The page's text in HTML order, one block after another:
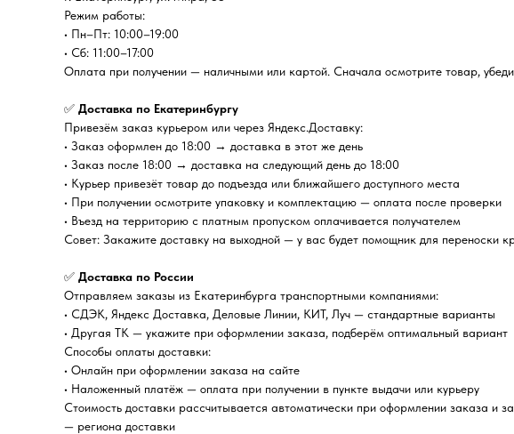
Режим работы:
• Пн–Пт: 10:00–19:00
• Сб: 11:00–17:00
Оплата при получении — наличными или картой. Сначала осмотрите товар,
✅ Доставка по Екатеринбургу
Привезём заказ курьером или через Яндекс.Доставку:
• Заказ оформлен до 18:00 → доставка в этот же день
• Заказ после 18:00 → доставка на следующий день до 18:00
• Курьер привезёт товар до подъезда или ближайшего доступного места
• При получении осмотрите упаковку и комплектацию — оплата после проверки
• Въезд на территорию с платным пропуском оплачивается получателем
Совет: Закажите доставку на выходной — у вас будет помощник для переноски
✅ Доставка по России
Отправляем заказы из Екатеринбурга транспортными компаниями:
• СДЭК, Яндекс Доставка, Деловые Линии, КИТ, Луч — стандартные варианты
• Другая ТК — укажите при оформлении заказа, подберём оптимальный вариант
Способы оплаты доставки:
• Онлайн при оформлении заказа на сайте
• Наложенный платёж — оплата при получении в пункте выдачи или курьеру
Стоимость доставки рассчитывается автоматически при оформлении заказа и
— региона доставки